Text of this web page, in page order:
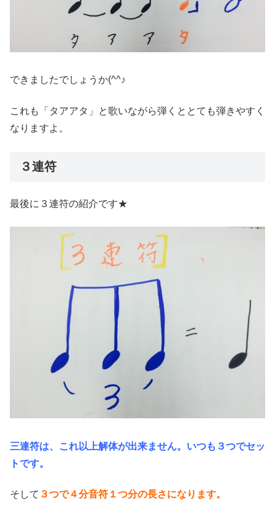
できましたでしょうか(^^♪
これも「タアアタ」と歌いながら弾くととても弾きやすく
なりますよ。
３連符
最後に３連符の紹介です★
三連符は、これ以上解体が出来ません。いつも３つでセッ
トです。
そして ３つで４分音符１つ分の長さになります。